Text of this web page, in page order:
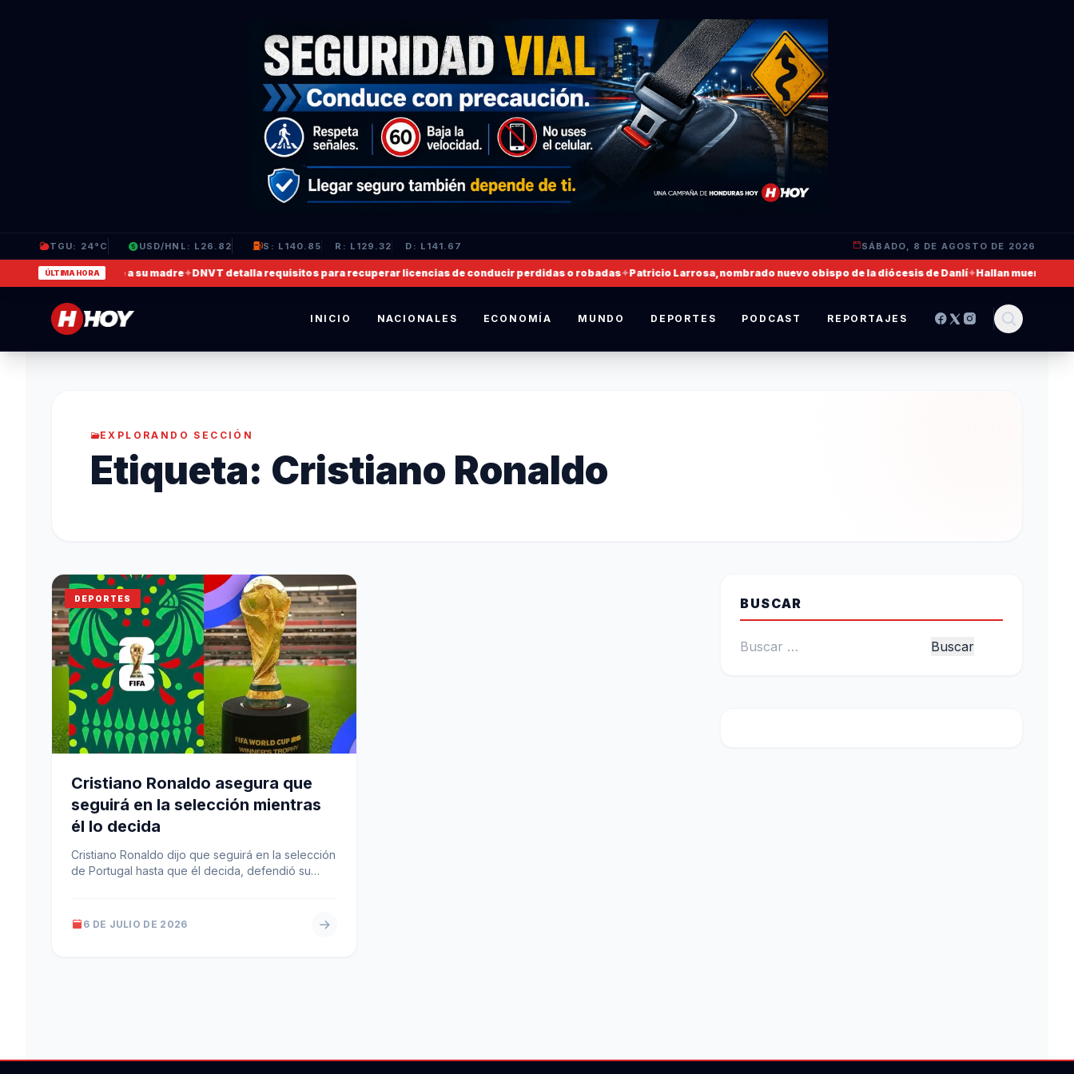
TGU: 24°C USD/HNL: L26.82 S: L140.85 R: L129.32 D: L141.67 SÁBADO, 8 DE AGOSTO DE 2026
ÚLTIMA HORA
en que agrede a su madre✦DNVT detalla requisitos para recuperar licencias de conducir perdidas o robadas✦Patricio Larrosa, nombrado nuevo obispo de la diócesis de Danlí✦Hallan muerto a un
INICIO NACIONALES ECONOMÍA MUNDO DEPORTES PODCAST REPORTAJES
EXPLORANDO SECCIÓN
Etiqueta: Cristiano Ronaldo
DEPORTES
Cristiano Ronaldo asegura que
seguirá en la selección mientras
él lo decida
Cristiano Ronaldo dijo que seguirá en la selección
de Portugal hasta que él decida, defendió su
6 DE JULIO DE 2026
BUSCAR
Buscar: